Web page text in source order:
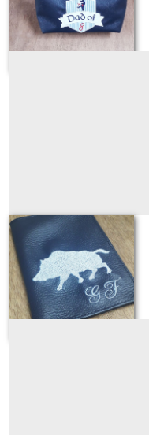
Sur demande
Sanglier
Sur demande